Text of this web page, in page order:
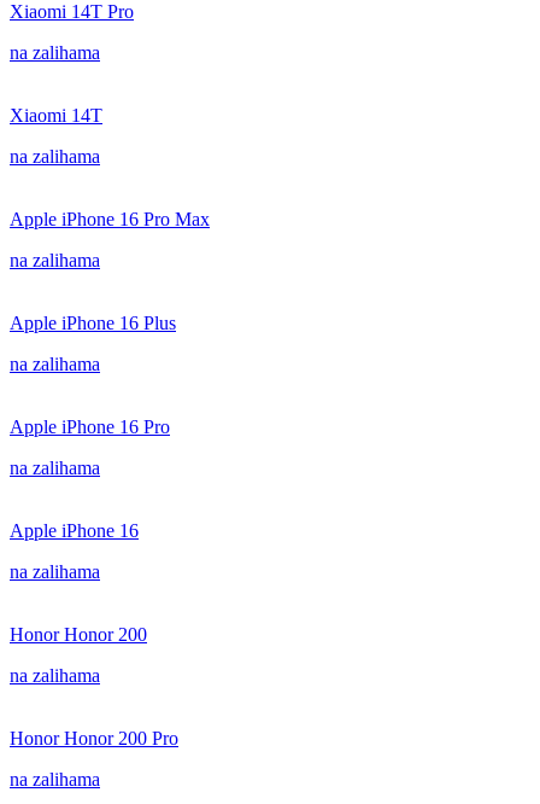
Xiaomi 14T Pro
na zalihama
Xiaomi 14T
na zalihama
Apple iPhone 16 Pro Max
na zalihama
Apple iPhone 16 Plus
na zalihama
Apple iPhone 16 Pro
na zalihama
Apple iPhone 16
na zalihama
Honor Honor 200
na zalihama
Honor Honor 200 Pro
na zalihama